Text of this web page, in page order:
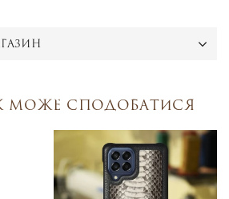
може сподобатися